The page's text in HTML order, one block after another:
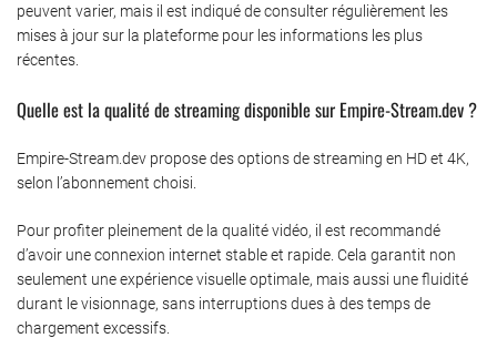
peuvent varier, mais il est indiqué de consulter régulièrement les
mises à jour sur la plateforme pour les informations les plus
récentes.
Quelle est la qualité de streaming disponible sur Empire-Stream.dev ?
Empire-Stream.dev propose des options de streaming en HD et 4K,
selon l’abonnement choisi.
Pour profiter pleinement de la qualité vidéo, il est recommandé
d’avoir une connexion internet stable et rapide. Cela garantit non
seulement une expérience visuelle optimale, mais aussi une fluidité
durant le visionnage, sans interruptions dues à des temps de
chargement excessifs.